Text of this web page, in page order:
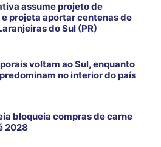
assume projeto de
projeta aportar centenas de
do Sul (PR)
voltam ao Sul, enquanto
no interior do país
bloqueia compras de carne
2028